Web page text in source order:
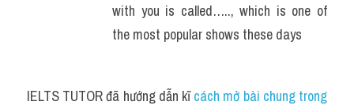
with you is called….., which is one of
the most popular shows these days
IELTS TUTOR đã hướng dẫn kĩ cách mở bài chung trong